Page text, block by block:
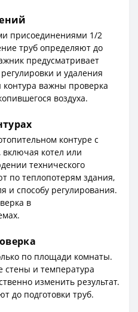
присоединениями 1/2
труб определяют до
предусматривает
и удаления
контура важны проверка
воздуха.
контуре с
котел или
технического
по теплопотерям здания,
и способу регулирования.
в
по площади комнаты.
стены и температура
изменить результат.
до подготовки труб.